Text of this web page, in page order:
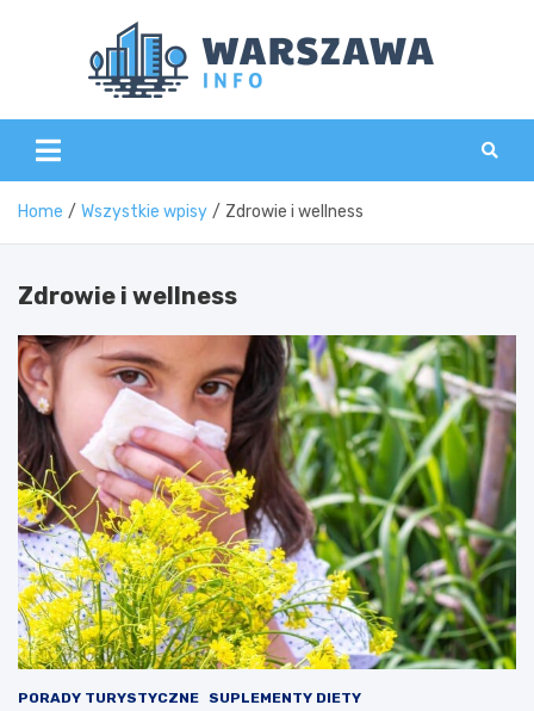
Home Wszystkie wpisy Zdrowie i wellness
Zdrowie i wellness
PORADY TURYSTYCZNE
SUPLEMENTY DIETY